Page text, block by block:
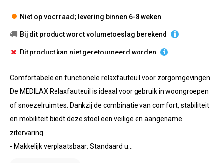
Niet op voorraad; levering binnen 6-8 weken
Bij dit product wordt volumetoeslag berekend
Dit product kan niet geretourneerd worden
Comfortabele en functionele relaxfauteuil voor zorgomgevingen
De MEDILAX Relaxfauteuil is ideaal voor gebruik in woongroepen
of snoezelruimtes. Dankzij de combinatie van comfort, stabiliteit
en mobiliteit biedt deze stoel een veilige en aangename
zitervaring.
- Makkelijk verplaatsbaar: Standaard u...